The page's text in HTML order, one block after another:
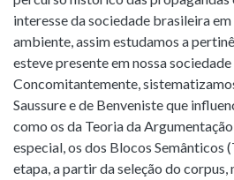
interesse da sociedade brasileira
ambiente, assim estudamos a
esteve presente em nossa
Concomitantemente,
Saussure e de Benveniste que
como os da Teoria da
especial, os dos Blocos Semânticos
etapa, a partir da seleção do corpus,